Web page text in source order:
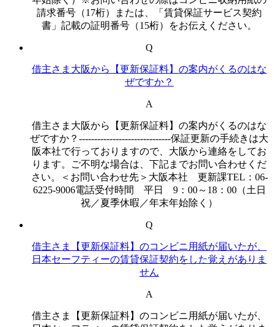
請求番号（17桁）または、「賃貸保証サービス契約
書」記載の証明番号（15桁）をお伝えください。
Q
借主さま大阪から【更新保証料】の案内がくるのはな
ぜですか？
A
借主さま大阪から【更新保証料】の案内がくるのはな
ぜですか？------------------------------保証更新の手続きは大
阪本社で行っておりますので、大阪から連絡をしてお
ります。ご不明な場合は、下記までお問い合わせくだ
さい。＜お問い合わせ先＞大阪本社 更新課TEL：06-
6225-9006電話受付時間 平日 9：00～18：00（土日
祝／夏季休暇／年末年始除く）
Q
借主さま【更新保証料】のコンビニ用紙が届いたが、
日本セーフティーの賃貸保証契約をした覚えがありま
せん
A
借主さま【更新保証料】のコンビニ用紙が届いたが、